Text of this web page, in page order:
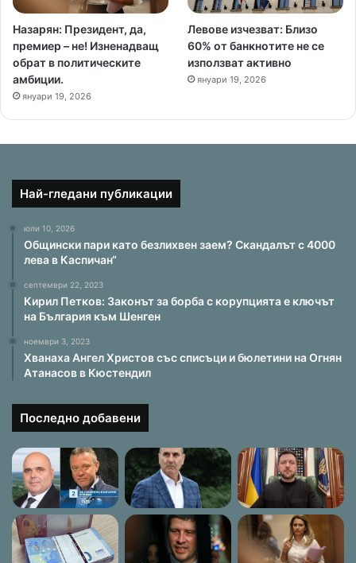
Назарян: Президент, да,
премиер – не! Изненадващ
обрат в политическите
амбиции.
януари 19, 2026
Левове изчезват: Близо
60% от банкнотите не се
използват активно
януари 19, 2026
Най-гледани публикации
юли 10, 2026
Общински пари като безлихвен заем? Скандалът с 4000
лева в Каспичан“
септември 22, 2023
Кирил Петков: Законът за борба с корупцията е ключът
на България към Шенген
ноември 3, 2023
Хванаха Ангел Христов със списъци и бюлетини на Огнян
Атанасов в Кюстендил
Последно добавени